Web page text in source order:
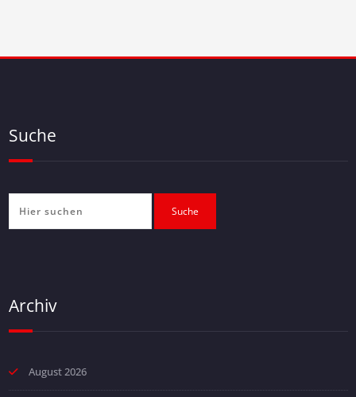
Suche
Archiv
August 2026